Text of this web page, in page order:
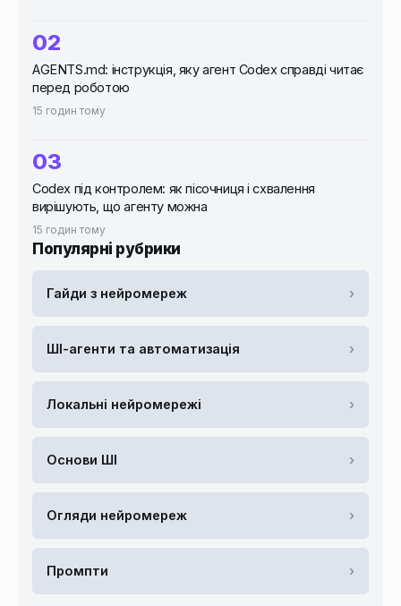
AGENTS.md: інструкція, яку агент Codex справді читає
перед роботою
15 годин тому
Codex під контролем: як пісочниця і схвалення
вирішують, що агенту можна
15 годин тому
Популярні рубрики
Гайди з нейромереж ›
ШІ-агенти та автоматизація ›
Локальні нейромережі ›
Основи ШІ ›
Огляди нейромереж ›
Промпти ›